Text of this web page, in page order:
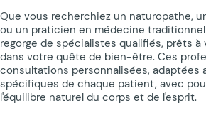
Que vous recherchiez un naturopathe,
ou un praticien en médecine
regorge de spécialistes qualifiés, prêts à
dans votre quête de bien-être. Ces
consultations personnalisées, adaptées
spécifiques de chaque patient, avec
l'équilibre naturel du corps et de l'esprit.